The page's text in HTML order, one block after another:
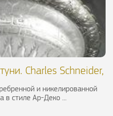
Charles Schneider,
и никелированной
в стиле Ар-Деко ...